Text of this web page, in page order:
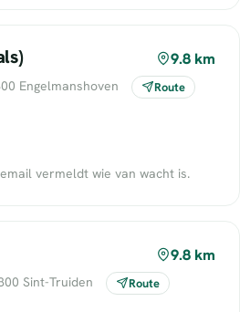
9.8 km
Engelmanshoven Route
vermeldt wie van wacht is.
9.8 km
Sint-Truiden Route